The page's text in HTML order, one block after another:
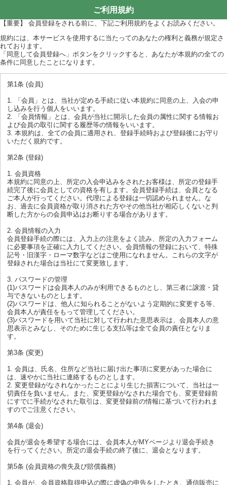
ご利用規約
【重要】 会員登録をされる前に、下記ご利用規約をよくお読みください。
規約には、本サービスを使用するに当たってのあなたの権利と義務が規定さ
れております。
「同意して会員登録へ」ボタンをクリックすると、あなたが本規約の全ての
条件に同意したことになります。
第1条 (会員)
1. 「会員」とは、当社が定める手続に従い本規約に同意の上、入会の申
し込みを行う個人をいいます。
2. 「会員情報」とは、会員が当社に開示した会員の属性に関する情報お
よび会員の取引に関する履歴等の情報をいいます。
3. 本規約は、全ての会員に適用され、登録手続時および登録後にお守り
いただく規約です。
第2条 (登録)
1. 会員資格
本規約に同意の上、所定の入会申込みをされたお客様は、所定の登録手
続完了後に会員としての資格を有します。会員登録手続は、会員となる
ご本人が行ってください。代理による登録は一切認められません。な
お、過去に会員資格が取り消された方やその他当社が相応しくないと判
断した方からの会員申込はお断りする場合があります。
2. 会員情報の入力
会員登録手続の際には、入力上の注意をよく読み、所定の入力フォーム
に必要事項を正確に入力してください。会員情報の登録において、特殊
記号・旧漢字・ローマ数字などはご使用になれません。これらの文字が
登録された場合は当社にて変更致します。
3. パスワードの管理
(1)パスワードは会員本人のみが利用できるものとし、第三者に譲渡・貸
与できないものとします。
(2)パスワードは、他人に知られることがないよう定期的に変更する等、
会員本人が責任をもって管理してください。
(3)パスワードを用いて当社に対して行われた意思表示は、会員本人の意
思表示とみなし、そのために生じる支払等は全て会員の責任となりま
す。
第3条 (変更)
1. 会員は、氏名、住所など当社に届け出た事項に変更があった場合に
は、速やかに当社に連絡するものとします。
2. 変更登録がなされなかったことにより生じた損害について、当社は一
切責任を負いません。また、変更登録がなされた場合でも、変更登録前
にすでに手続がなされた取引は、変更登録前の情報に基づいて行われま
すのでご注意ください。
第4条 (退会)
会員が退会を希望する場合には、会員本人がMYページより退会手続き
を行ってください。所定の退会手続の終了後に、退会となります。
第5条 (会員資格の喪失及び賠償義務)
1. 会員が、会員資格取得申込の際に虚偽の申告をしたとき、通信販売に